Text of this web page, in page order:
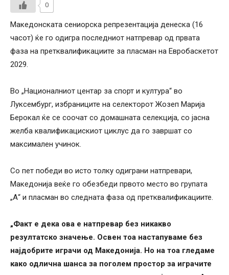
0
Македонската сениорска репрезентација денеска (16
часот) ќе го одигра последниот натпревар од првата
фаза на претквалификациите за пласман на Евробаскетот
2029.
Во „Националниот центар за спорт и култура“ во
Луксембург, избраниците на селекторот Жозеп Марија
Берокал ќе се соочат со домашната селекција, со јасна
желба квалификацискиот циклус да го завршат со
максимален учинок.
Со пет победи во исто толку одиграни натпревари,
Македонија веќе го обезбеди првото место во групата
„А“ и пласман во следната фаза од претквалификациите.
„Факт е дека ова е натпревар без никакво
резултатско значење. Освен тоа настапуваме без
најдобрите играчи од Македонија. Но на тоа гледаме
како одлична шанса за поголем простор за играчите